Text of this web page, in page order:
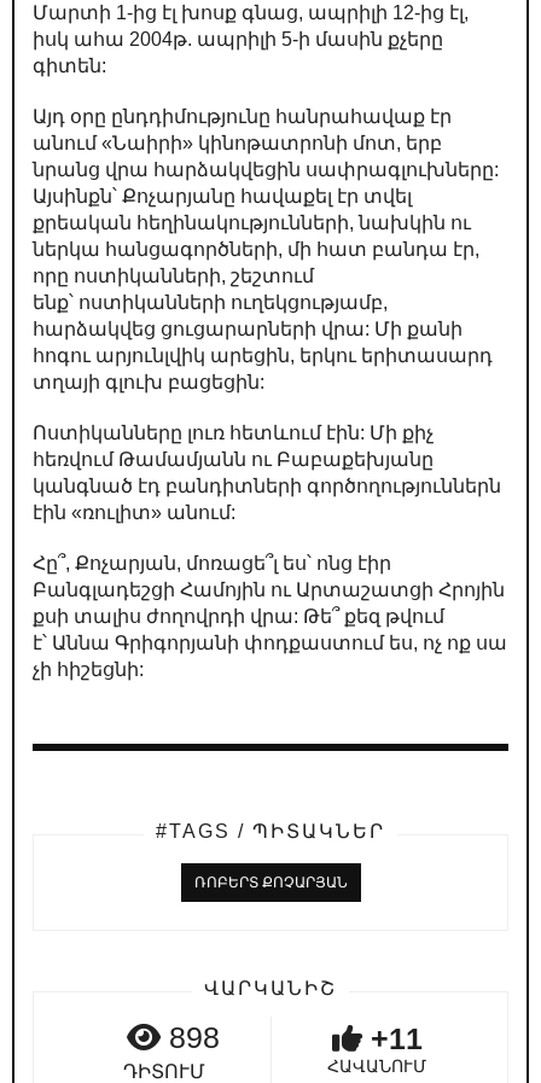
Մարտի 1-ից էլ խոսք գնաց, ապրիլի 12-ից էլ,
իսկ ահա 2004թ. ապրիլի 5-ի մասին քչերը
գիտեն:
Այդ օրը ընդդիմությունը հանրահավաք էր
անում «Նաիրի» կինոթատրոնի մոտ, երբ
նրանց վրա հարձակվեցին սափրագլուխները:
Այսինքն՝ Քոչարյանը հավաքել էր տվել
քրեական հեղինակությունների, նախկին ու
ներկա հանցագործների, մի հատ բանդա էր,
որը ոստիկանների, շեշտում
ենք՝ ոստիկանների ուղեկցությամբ,
հարձակվեց ցուցարարների վրա: Մի քանի
հոգու արյունլվիկ արեցին, երկու երիտասարդ
տղայի գլուխ բացեցին:
Ոստիկանները լուռ հետևում էին: Մի քիչ
հեռվում Թամամյանն ու Բաբաքեխյանը
կանգնած էդ բանդիտների գործողություններն
էին «ռուլիտ» անում:
Հը՞, Քոչարյան, մոռացե՞լ ես՝ ոնց էիր
Բանգլադեշցի Համոյին ու Արտաշատցի Հրոյին
քսի տալիս ժողովրդի վրա: Թե՞ քեզ թվում
է՝ Աննա Գրիգորյանի փոդքաստում ես, ոչ ոք սա
չի հիշեցնի:
#TAGS / ՊԻՏԱԿՆԵՐ
ՌՈԲԵՐՏ ՔՈՉԱՐՅԱՆ
ՎԱՐԿԱՆԻՇ
898
ԴԻՏՈՒՄ
+11
ՀԱՎԱՆՈՒՄ